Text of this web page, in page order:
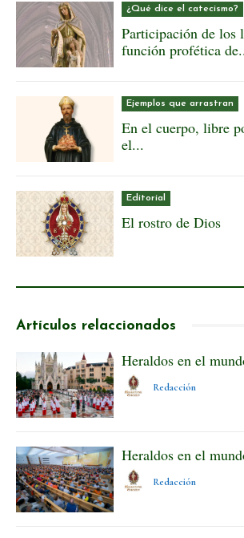
¿Qué dice el catecismo?
Participación de los
función profética
Ejemplos que arrastran
En el cuerpo, libre
el...
Editorial
El rostro de Dios
Artículos relaccionados
Heraldos en el
Redacción
Heraldos en el
Redacción